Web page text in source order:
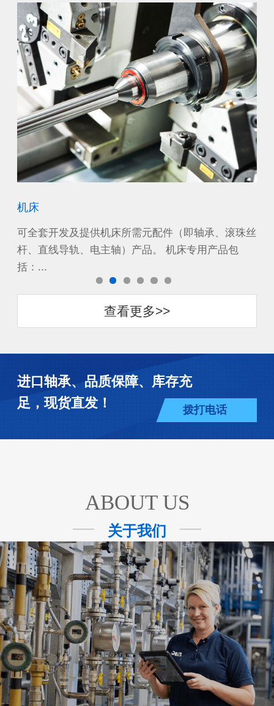
机床
可全套开发及提供机床所需元配件（即轴承、滚珠丝
杆、直线导轨、电主轴）产品。 机床专用产品包
括：...
查看更多>>
进口轴承、品质保障、库存充
足，现货直发！
拨打电话
ABOUT US
关于我们